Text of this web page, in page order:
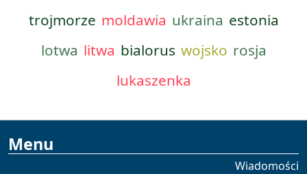
trojmorze moldawia ukraina estonia
lotwa litwa bialorus wojsko rosja
lukaszenka
Menu
Wiadomości